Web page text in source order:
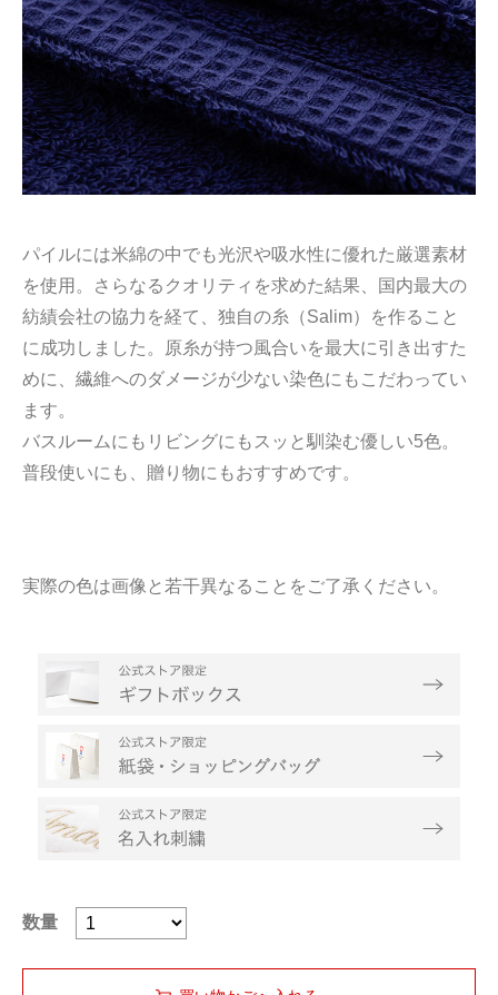
パイルには米綿の中でも光沢や吸水性に優れた厳選素材
を使用。さらなるクオリティを求めた結果、国内最大の
紡績会社の協力を経て、独自の糸（Salim）を作ること
に成功しました。原糸が持つ風合いを最大に引き出すた
めに、繊維へのダメージが少ない染色にもこだわってい
ます。
バスルームにもリビングにもスッと馴染む優しい5色。
普段使いにも、贈り物にもおすすめです。
実際の色は画像と若干異なることをご了承ください。
数量